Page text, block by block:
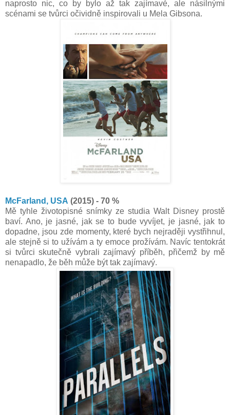
naprosto nic, co by bylo až tak zajímavé, ale násilnými
scénami se tvůrci očividně inspirovali u Mela Gibsona.
McFarland, USA (2015) - 70 %
Mě tyhle životopisné snímky ze studia Walt Disney prostě
baví. Ano, je jasné, jak se to bude vyvíjet, je jasné, jak to
dopadne, jsou zde momenty, které bych nejraději vystřihnul,
ale stejně si to užívám a ty emoce prožívám. Navíc tentokrát
si tvůrci skutečně vybrali zajímavý příběh, přičemž by mě
nenapadlo, že běh může být tak zajímavý.